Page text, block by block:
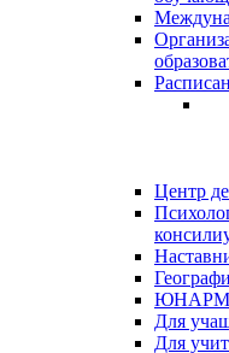
Центр
Для
Для